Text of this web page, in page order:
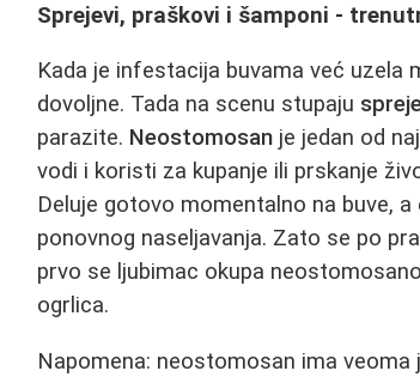
Sprejevi, praškovi i šamponi -
Kada je infestacija buvama već uzela
dovoljne. Tada na scenu stupaju
parazite. Neostomosan je jedan od
vodi i koristi za kupanje ili prskanje
Deluje gotovo momentalno na buve,
ponovnog naseljavanja. Zato se po
prvo se ljubimac okupa
ogrlica.
Napomena: neostomosan ima